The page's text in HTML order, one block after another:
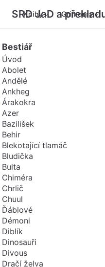
SRD JaD a
Knihy Grimoary
Bestiář
Úvod
Abolet
Andělé
Ankheg
Árakokra
Azer
Bazilišek
Behir
Blekotající tlamáč
Bludička
Bulta
Chiméra
Chrlič
Chuul
Ďáblové
Démoni
Diblík
Dinosauři
Divous
Dračí želva